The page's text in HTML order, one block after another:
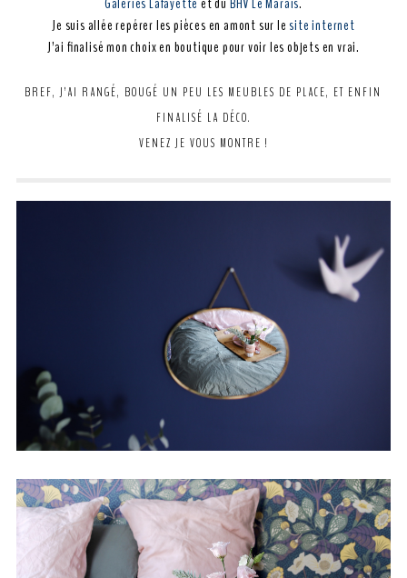
Je suis allée repérer les pièces en amont sur le site internet
J’ai finalisé mon choix en boutique pour voir les objets en vrai.
BREF, J’AI RANGÉ, BOUGÉ UN PEU LES MEUBLES DE PLACE, ET ENFIN
FINALISÉ LA DÉCO.
VENEZ JE VOUS MONTRE !